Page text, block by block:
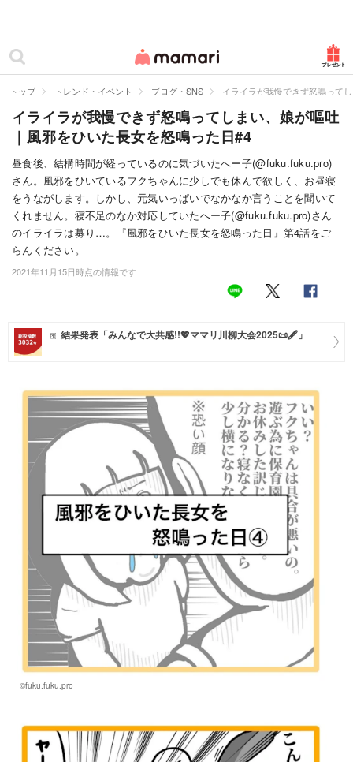
ママリ
カテゴリー一覧
妊娠
出産
赤ちゃん・育児
子育て・家族
病院
美容・ファッション
住まい
トレンド・イベント
トップ トレンド・イベント ブログ・SNS イライラが我慢できず怒鳴って
イライラが我慢できず怒鳴ってしまい、娘が嘔吐
｜風邪をひいた長女を怒鳴った日#4
昼食後、結構時間が経っているのに気づいたへー子(@fuku.fuku.pro)
さん。風邪をひいているフクちゃんに少しでも休んで欲しく、お昼寝
をうながします。しかし、元気いっぱいでなかなか言うことを聞いて
くれません。寝不足のなか対応していたへー子(@fuku.fuku.pro)さん
のイライラは募り…。『風邪をひいた長女を怒鳴った日』第4話をご
らんください。
2021年11月15日時点の情報です
結果発表「みんなで大共感!!💖ママリ川柳大会2025📜🖋️」
©fuku.fuku.pro